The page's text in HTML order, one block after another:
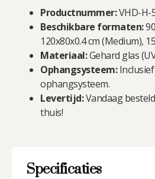
Productnummer:VHD-H-
Beschikbare formaten:
120x80x0.4 cm (Medium),
Materiaal:Gehard glas
Ophangsysteem:
ophangsysteem.
Levertijd:Vandaag
thuis!
Specificaties